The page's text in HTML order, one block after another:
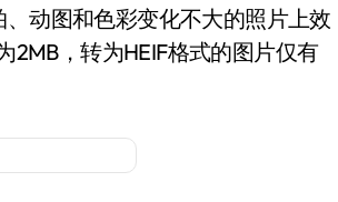
动图和色彩变化不大的照片上效
2MB，转为HEIF格式的图片仅有